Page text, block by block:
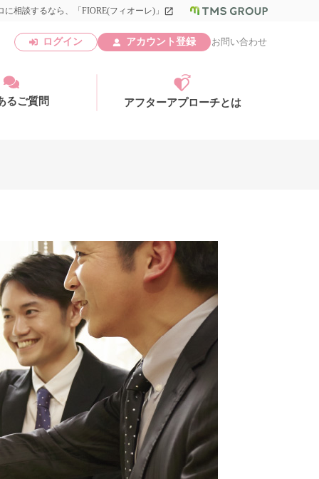
に相談するなら、「FIORE(フィオーレ)」 launch
ログイン アカウント登録 お問い合わせ
るご質問 アフターアプローチとは